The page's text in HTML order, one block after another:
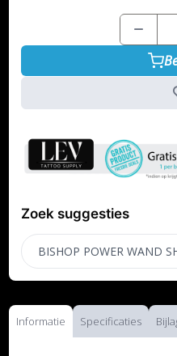
Zoek suggesties
BISHOP POWER WAND
Informatie Specificaties